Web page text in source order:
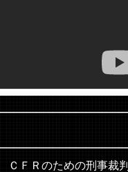
ＦＲのための刑事裁判